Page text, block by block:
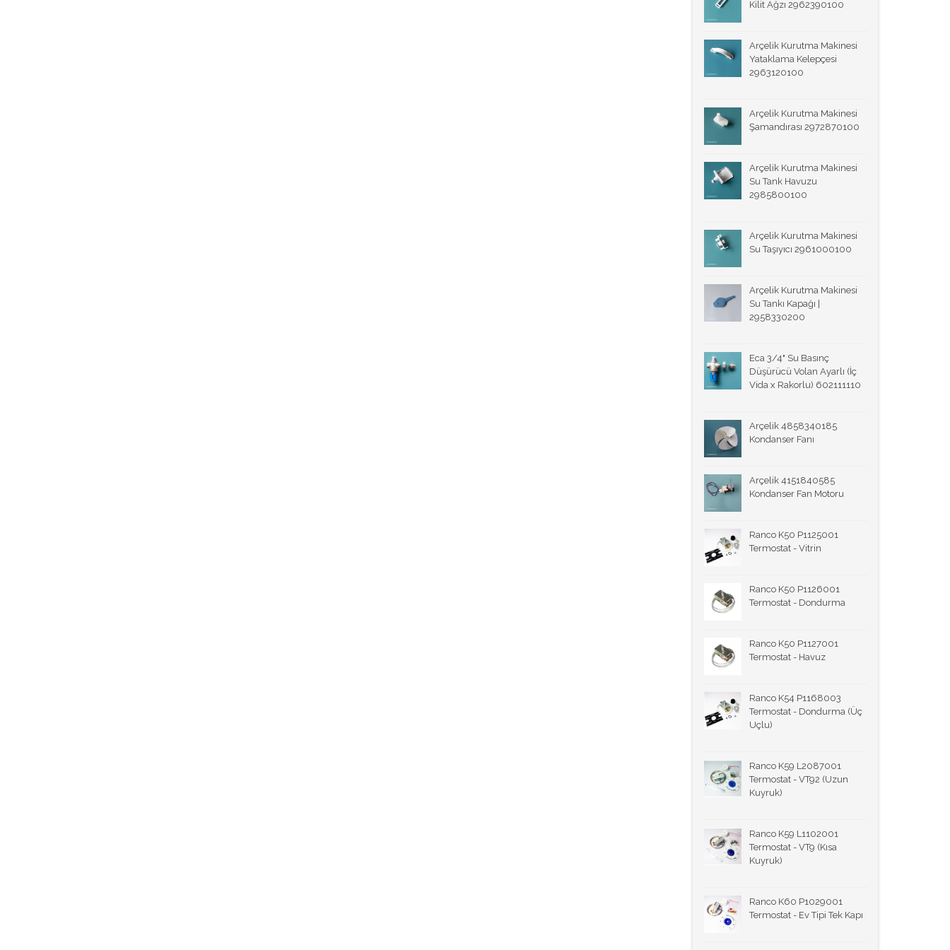
Kilit Ağzı 2962390100
Arçelik Kurutma Makinesi
Yataklama Kelepçesi
2963120100
Arçelik Kurutma Makinesi
Şamandırası 2972870100
Arçelik Kurutma Makinesi
Su Tank Havuzu
2985800100
Arçelik Kurutma Makinesi
Su Taşıyıcı 2961000100
Arçelik Kurutma Makinesi
Su Tankı Kapağı |
2958330200
Eca 3/4" Su Basınç
Düşürücü Volan Ayarlı (İç
Vida x Rakorlu) 602111110
Arçelik 4858340185
Kondanser Fanı
Arçelik 4151840585
Kondanser Fan Motoru
Ranco K50 P1125001
Termostat - Vitrin
Ranco K50 P1126001
Termostat - Dondurma
Ranco K50 P1127001
Termostat - Havuz
Ranco K54 P1168003
Termostat - Dondurma (Üç
Uçlu)
Ranco K59 L2087001
Termostat - VT92 (Uzun
Kuyruk)
Ranco K59 L1102001
Termostat - VT9 (Kısa
Kuyruk)
Ranco K60 P1029001
Termostat - Ev Tipi Tek Kapı